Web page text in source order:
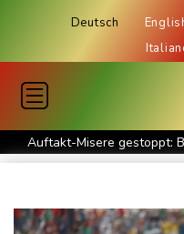
Deutsch
Auftakt-Misere gestoppt:
Trump macht erneut
Eurojackpot geknackt: